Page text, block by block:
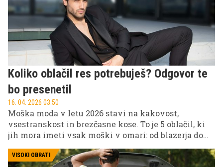
Koliko oblačil res potrebuješ? Odgovor te
bo presenetil
16. 04. 2026 03.50
Moška moda v letu 2026 stavi na kakovost,
vsestranskost in brezčasne kose. To je 5 oblačil, ki
jih mora imeti vsak moški v omari: od blazerja do
VISOKI OBRATI